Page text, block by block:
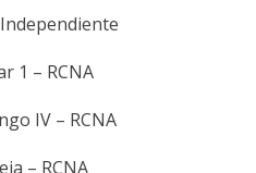
1 – RCNA
IV – RCNA
– RCNA